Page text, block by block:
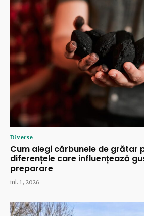
Diverse
Cum alegi cărbunele de grătar
diferențele care influențează
preparare
iul. 1, 2026